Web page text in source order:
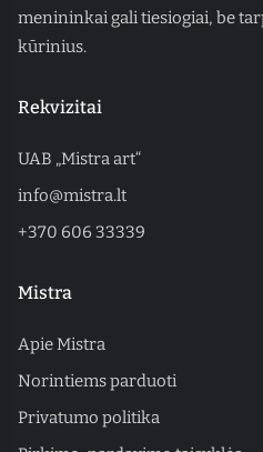
menininkai gali tiesiogiai, be
kūrinius.
Rekvizitai
UAB „Mistra art“
info@mistra.lt
+370 606 33339
Mistra
Apie Mistra
Norintiems parduoti
Privatumo politika